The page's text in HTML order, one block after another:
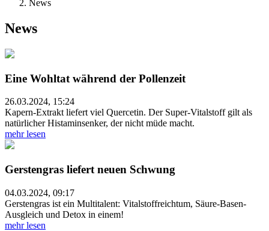
News
News
Eine Wohltat während der Pollenzeit
26.03.2024, 15:24
Kapern-Extrakt liefert viel Quercetin. Der Super-Vitalstoff gilt als
natürlicher Histaminsenker, der nicht müde macht.
mehr lesen
Gerstengras liefert neuen Schwung
04.03.2024, 09:17
Gerstengras ist ein Multitalent: Vitalstoffreichtum, Säure-Basen-
Ausgleich und Detox in einem!
mehr lesen